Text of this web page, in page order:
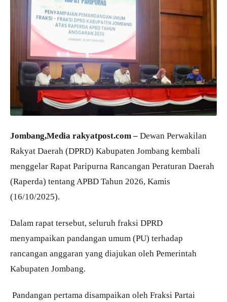
Jombang,Media rakyatpost.com – Dewan Perwakilan
Rakyat Daerah (DPRD) Kabupaten Jombang kembali
menggelar Rapat Paripurna Rancangan Peraturan Daerah
(Raperda) tentang APBD Tahun 2026, Kamis
(16/10/2025).
Dalam rapat tersebut, seluruh fraksi DPRD
menyampaikan pandangan umum (PU) terhadap
rancangan anggaran yang diajukan oleh Pemerintah
Kabupaten Jombang.
Pandangan pertama disampaikan oleh Fraksi Partai